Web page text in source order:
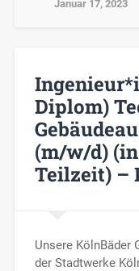
Januar 17, 2023
Diplom)
(m/w/d)
Teilzeit) –
Unsere KölnBäder
der Stadtwerke